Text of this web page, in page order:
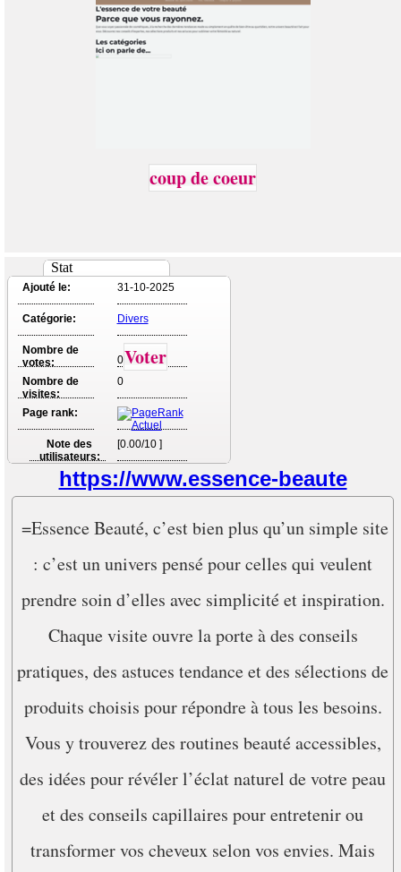
coup de coeur
Stat
Ajouté le: 31-10-2025
Catégorie: Divers
Nombre de
votes:
0Voter
Nombre de
visites:
0
Page rank:
Note des
utilisateurs:
[0.00/10 ]
https://www.essence-beaute
=Essence Beauté, c’est bien plus qu’un simple site
: c’est un univers pensé pour celles qui veulent
prendre soin d’elles avec simplicité et inspiration.
Chaque visite ouvre la porte à des conseils
pratiques, des astuces tendance et des sélections de
produits choisis pour répondre à tous les besoins.
Vous y trouverez des routines beauté accessibles,
des idées pour révéler l’éclat naturel de votre peau
et des conseils capillaires pour entretenir ou
transformer vos cheveux selon vos envies. Mais